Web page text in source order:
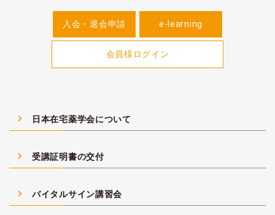
入会・退会申請 e-learning
会員様ログイン
navigate_next 日本在宅薬学会について
navigate_next 受講証明書の交付
navigate_next バイタルサイン講習会